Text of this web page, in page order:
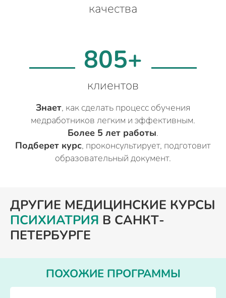
качества
805+
клиентов
Знает, как сделать процесс обучения
медработников легким и эффективным.
Более 5 лет работы.
Подберет курс, проконсультирует, подготовит
образовательный документ.
ДРУГИЕ МЕДИЦИНСКИЕ КУРСЫ
ПСИХИАТРИЯ В САНКТ-
ПЕТЕРБУРГЕ
ПОХОЖИЕ ПРОГРАММЫ